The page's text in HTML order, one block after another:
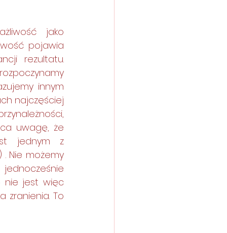
jako
pojawia
rezultatu.
innym
najczęściej
uwagę, że
jednym z
Nie możemy
nie jest więc
zranienia. To